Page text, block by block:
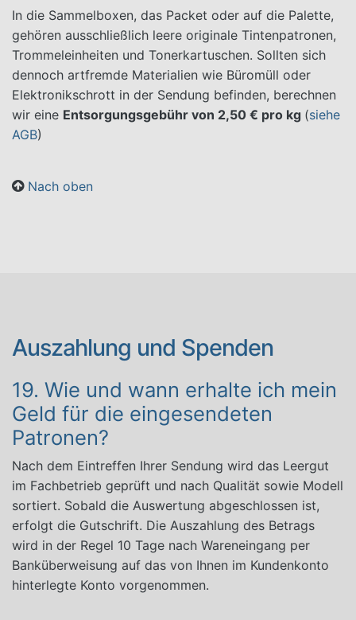
In die Sammelboxen, das Packet oder auf die Palette,
gehören ausschließlich leere originale Tintenpatronen,
Trommeleinheiten und Tonerkartuschen. Sollten sich
dennoch artfremde Materialien wie Büromüll oder
Elektronikschrott in der Sendung befinden, berechnen
wir eine Entsorgungsgebühr von 2,50 € pro kg (siehe
AGB)
Nach oben
Auszahlung und Spenden
19. Wie und wann erhalte ich mein
Geld für die eingesendeten
Patronen?
Nach dem Eintreffen Ihrer Sendung wird das Leergut
im Fachbetrieb geprüft und nach Qualität sowie Modell
sortiert. Sobald die Auswertung abgeschlossen ist,
erfolgt die Gutschrift. Die Auszahlung des Betrags
wird in der Regel 10 Tage nach Wareneingang per
Banküberweisung auf das von Ihnen im Kundenkonto
hinterlegte Konto vorgenommen.